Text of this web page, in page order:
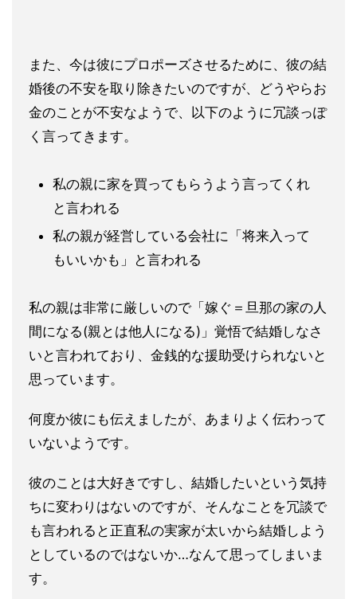
また、今は彼にプロポーズさせるために、彼の結
婚後の不安を取り 除きたいのですが、どうやらお
金のことが不安なようで、以下のよ うに冗談っぽ
く言ってきます。
私の親に家を買ってもらうよう言ってくれ
と言われる
私の親が経営している会社に「将来入って
もいいかも」と言われる
私の親は非常に厳しいので「嫁ぐ＝旦那の家の人
間になる(親とは他人になる)」覚悟で結婚しなさ
いと言われており、金銭的な援助受けられないと
思っています。
何度か彼にも伝えましたが、あまりよく伝わって
いないようです。
彼のことは大好きですし、結婚したいという気持
ちに変わりはないのですが、そんなことを冗談で
も言われると正直私の実家が太いから結婚しよ う
としているのではないか…なんて思ってしまいま
す。